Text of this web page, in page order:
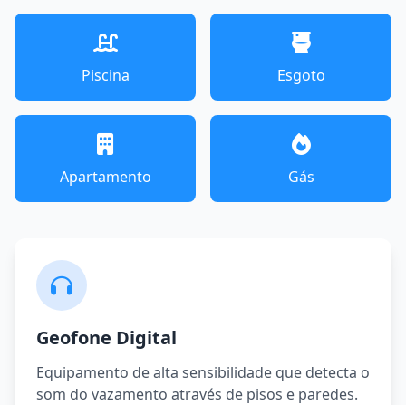
Piscina Esgoto
Apartamento Gás
Geofone Digital
Equipamento de alta sensibilidade que detecta o
som do vazamento através de pisos e paredes.